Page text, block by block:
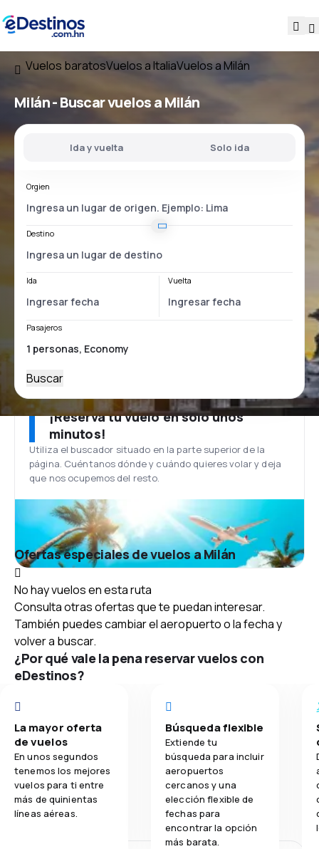
Vuelos baratosVuelos a ItaliaVuelos a Milán
Milán - Buscar vuelos a Milán
Ida y vuelta Solo ida
Orgien
Destino
Ida Vuelta
Pasajeros
Buscar
¡Reserva tu vuelo en solo unos
minutos!
Utiliza el buscador situado en la parte superior de la
página. Cuéntanos dónde y cuándo quieres volar y deja
que nos ocupemos del resto.
Ofertas especiales de vuelos a Milán
No hay vuelos en esta ruta
Consulta otras ofertas que te puedan interesar.
También puedes cambiar el aeropuerto o la fecha y
volver a buscar.
¿Por qué vale la pena reservar vuelos con
eDestinos?
La mayor oferta
de vuelos
En unos segundos
tenemos los mejores
vuelos para ti entre
más de quinientas
líneas aéreas.
Búsqueda flexible
Extiende tu
búsqueda para incluir
aeropuertos
cercanos y una
elección flexible de
fechas para
encontrar la opción
más barata.